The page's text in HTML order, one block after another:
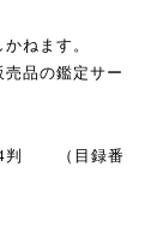
ねます。
品の鑑定サー
判 （目録番